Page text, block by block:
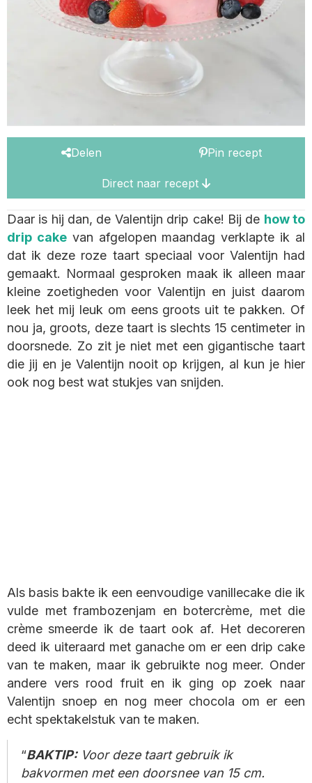
Delen Pin recept
Direct naar recept
Daar is hij dan, de Valentijn drip cake! Bij de how to
drip cakevan afgelopen maandag verklapte ik al
dat ik deze roze taart speciaal voor Valentijn had
gemaakt. Normaal gesproken maak ik alleen maar
kleine zoetigheden voor Valentijn en juist daarom
leek het mij leuk om eens groots uit te pakken. Of
nou ja, groots, deze taart is slechts 15 centimeter in
doorsnede. Zo zit je niet met een gigantische taart
die jij en je Valentijn nooit op krijgen, al kun je hier
ook nog best wat stukjes van snijden.
Als basis bakte ik een eenvoudige vanillecake die ik
vulde met frambozenjam en botercrème, met die
crème smeerde ik de taart ook af. Het decoreren
deed ik uiteraard met ganache om er een drip cake
van te maken, maar ik gebruikte nog meer. Onder
andere vers rood fruit en ik ging op zoek naar
Valentijn snoep en nog meer chocola om er een
echt spektakelstuk van te maken.
BAKTIP:Voor deze taart gebruik ik
bakvormen met een doorsnee van 15 cm.